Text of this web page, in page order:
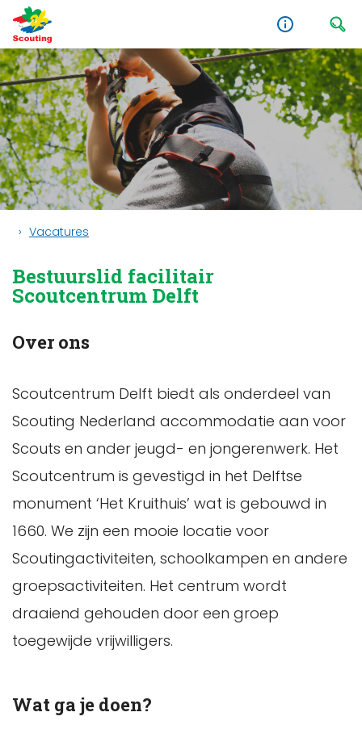
Vacatures
Bestuurslid facilitair
Scoutcentrum Delft
Over ons
Scoutcentrum Delft biedt als onderdeel van
Scouting Nederland accommodatie aan voor
Scouts en ander jeugd- en jongerenwerk. Het
Scoutcentrum is gevestigd in het Delftse
monument ‘Het Kruithuis’ wat is gebouwd in
1660. We zijn een mooie locatie voor
Scoutingactiviteiten, schoolkampen en andere
groepsactiviteiten. Het centrum wordt
draaiend gehouden door een groep
toegewijde vrijwilligers.
Wat ga je doen?